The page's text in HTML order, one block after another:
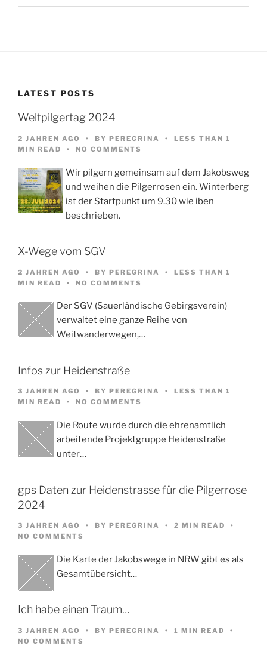
LATEST POSTS
Weltpilgertag 2024
2 JAHREN AGO BY PEREGRINA
LESS THAN 1
MIN READ
NO COMMENTS
Wir pilgern gemeinsam auf dem Jakobsweg
und weihen die Pilgerrosen ein. Winterberg
ist der Startpunkt um 9.30 wie iben
beschrieben.
X-Wege vom SGV
2 JAHREN AGO BY PEREGRINA
LESS THAN 1
MIN READ
NO COMMENTS
Der SGV (Sauerländische Gebirgsverein)
verwaltet eine ganze Reihe von
Weitwanderwegen,…
Infos zur Heidenstraße
3 JAHREN AGO BY PEREGRINA
LESS THAN 1
MIN READ
NO COMMENTS
Die Route wurde durch die ehrenamtlich
arbeitende Projektgruppe Heidenstraße
unter…
gps Daten zur Heidenstrasse für die Pilgerrose
2024
3 JAHREN AGO BY PEREGRINA
2 MIN READ
NO COMMENTS
Die Karte der Jakobswege in NRW gibt es als
Gesamtübersicht…
Ich habe einen Traum…
3 JAHREN AGO BY PEREGRINA
1 MIN READ
NO COMMENTS